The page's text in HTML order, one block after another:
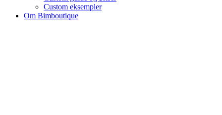
Custom eksempler
Om Bimboutique